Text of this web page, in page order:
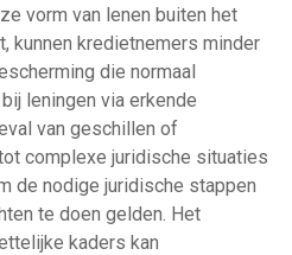
vorm van lenen buiten het
kunnen kredietnemers minder
die normaal
leningen via erkende
van geschillen of
complexe juridische situaties
de nodige juridische stappen
te doen gelden. Het
kaders kan